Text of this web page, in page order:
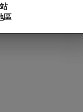
回饋。部分範例包括
區